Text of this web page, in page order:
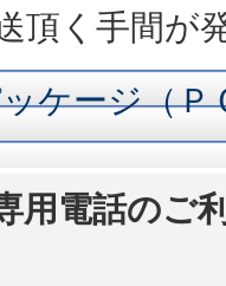
頂く手間が
ケージ（Ｐ
用電話のご